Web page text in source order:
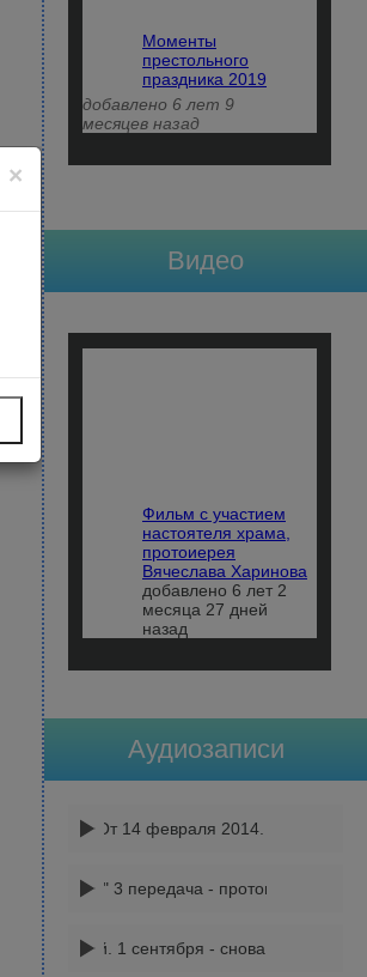
×
Моменты
престольного
праздника 2019
добавлено 6 лет 9
месяцев назад
Видео
Фильм с участием
настоятеля храма,
протоиерея
Вячеслава Харинова
добавлено 6 лет 2
месяца 27 дней
назад
Аудиозаписи
война. От 14 февраля 2014. ТК Союз.
благовест" 3 передача - протоиерей
с батюшкой. 1 сентября - снова идем в